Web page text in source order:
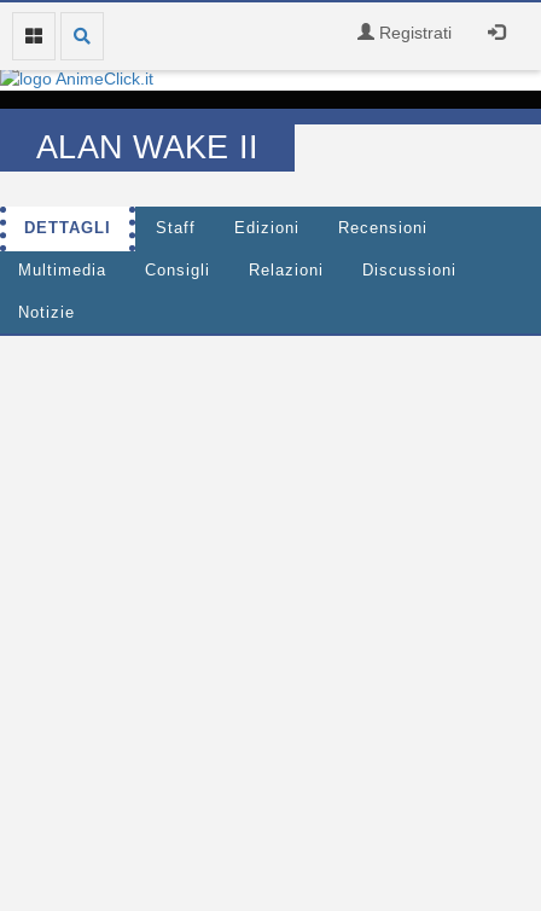
Registrati
ALAN WAKE II
DETTAGLI Staff Edizioni Recensioni
Multimedia Consigli Relazioni Discussioni
Notizie